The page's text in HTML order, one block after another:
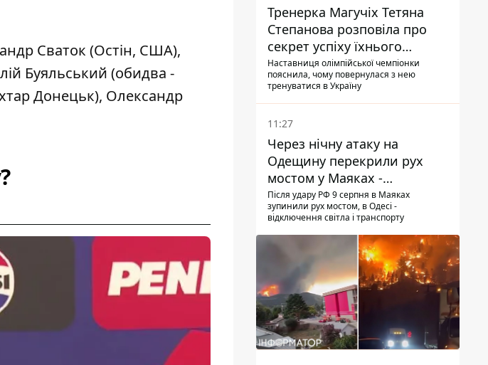
Сваток (Остін, США),
Буяльський (обидва -
Донецьк), Олександр
Тренерка Магучіх Тетяна
Степанова розповіла про
секрет успіху їхнього
тандему
Наставниця олімпійської чемпіонки
пояснила, чому повернулася з нею
тренуватися в Україну
11:27
Через нічну атаку на
Одещину перекрили рух
мостом у Маяках -
подробиці від ДПСУ
Після удару РФ 9 серпня в Маяках
зупинили рух мостом, в Одесі -
відключення світла і транспорту